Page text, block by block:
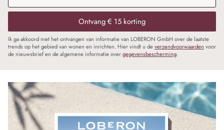
Ontvang € 15 korting
Ik ga akkoord met het ontvangen van informatie van LOBERON GmbH over de laatste
trends op het gebied van wonen en inrichten. Hier vindt u deverzendvoorwaarden voor
de nieuwsbrief en de algemene informatie overgegevensbescherming.